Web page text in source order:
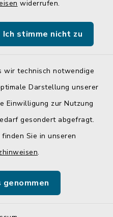
widerrufen.
Ich stimme nicht zu
wir technisch notwendige
Darstellung unserer
Einwilligung zur Nutzung
gesondert abgefragt.
Sie in unseren
.
genommen
Inn